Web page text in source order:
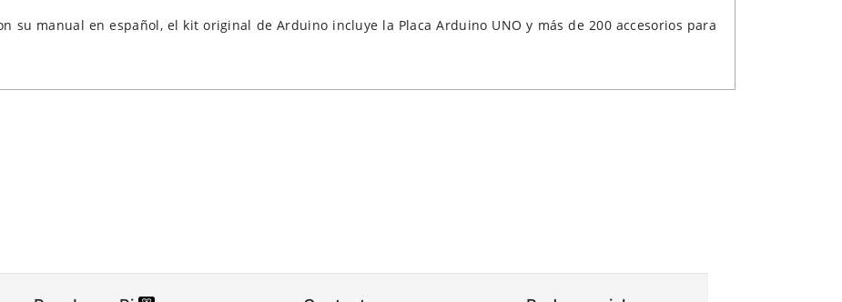
su manual en español, el kit original de Arduino incluye la Placa Arduino UNO y más de 200 accesorios para